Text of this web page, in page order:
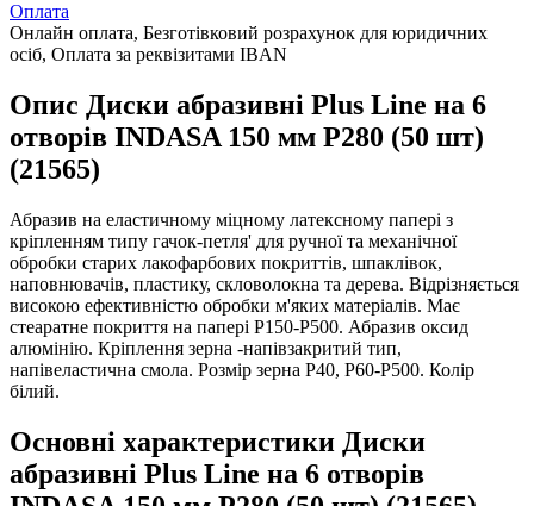
Оплата
Онлайн оплата, Безготівковий розрахунок для юридичних
осіб, Оплата за реквізитами IBAN
Опис Диски абразивні Plus Line на 6
отворів INDASA 150 мм P280 (50 шт)
(21565)
Абразив на еластичному міцному латексному папері з
кріпленням типу гачок-петля' для ручної та механічної
обробки старих лакофарбових покриттів, шпаклівок,
наповнювачів, пластику, скловолокна та дерева. Відрізняється
високою ефективністю обробки м'яких матеріалів. Має
стеаратне покриття на папері Р150-Р500. Абразив оксид
алюмінію. Кріплення зерна -напівзакритий тип,
напівеластична смола. Розмір зерна Р40, Р60-Р500. Колір
білий.
Основні характеристики Диски
абразивні Plus Line на 6 отворів